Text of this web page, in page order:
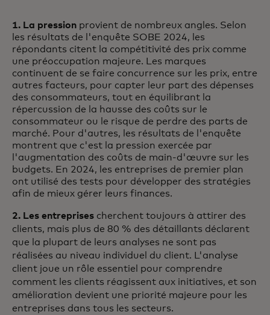
1. La pression provient de nombreux angles. Selon
les résultats de l'enquête SOBE 2024, les
répondants citent la compétitivité des prix comme
une préoccupation majeure. Les marques
continuent de se faire concurrence sur les prix, entre
autres facteurs, pour capter leur part des dépenses
des consommateurs, tout en équilibrant la
répercussion de la hausse des coûts sur le
consommateur ou le risque de perdre des parts de
marché. Pour d'autres, les résultats de l'enquête
montrent que c'est la pression exercée par
l'augmentation des coûts de main-d'œuvre sur les
budgets. En 2024, les entreprises de premier plan
ont utilisé des tests pour développer des stratégies
afin de mieux gérer leurs finances.
2. Les entreprises cherchent toujours à attirer des
clients, mais plus de 80 % des détaillants déclarent
que la plupart de leurs analyses ne sont pas
réalisées au niveau individuel du client. L'analyse
client joue un rôle essentiel pour comprendre
comment les clients réagissent aux initiatives, et son
amélioration devient une priorité majeure pour les
entreprises dans tous les secteurs.